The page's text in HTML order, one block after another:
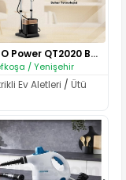
Tefal IXEO Power QT2020 Buharl..
/ Yenişehir
Ev Aletleri /Ütü